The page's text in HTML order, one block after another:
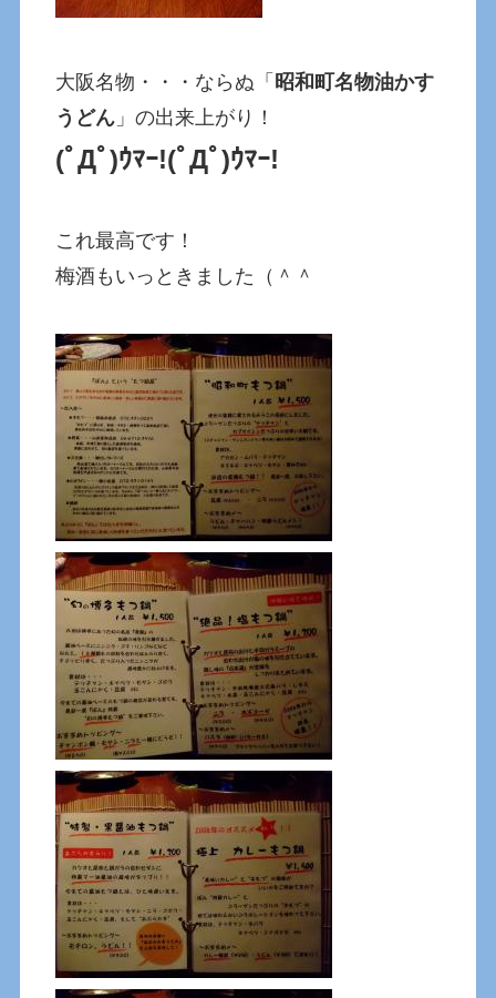
大阪名物・・・ならぬ「 昭和町名物油かす
うどん 」の出来上がり！
(ﾟДﾟ)ｳﾏｰ!(ﾟДﾟ)ｳﾏｰ!
これ最高です！
梅酒もいっときました（＾＾